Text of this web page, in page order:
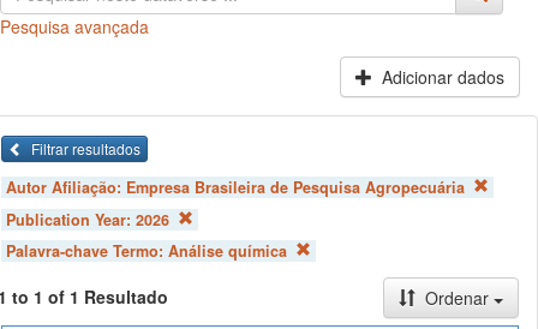
Pesquisa avançada
Adicionar dados
Filtrar resultados
Autor Afiliação: Empresa Brasileira de Pesquisa Agropecuária
Publication Year: 2026
Palavra-chave Termo: Análise química
to 1 of 1 Resultado
Ordenar